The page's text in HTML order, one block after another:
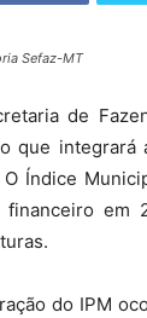
Sefaz-MT
de
que integrará
O Índice
financeiro em
do IPM